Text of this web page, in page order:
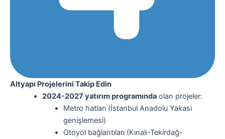
Altyapı Projelerini Takip Edin
2024-2027 yatırım programındaolan projeler:
Metro hatları (İstanbul Anadolu Yakası
genişlemesi)
Otoyol bağlantıları (Kınalı-Tekirdağ-